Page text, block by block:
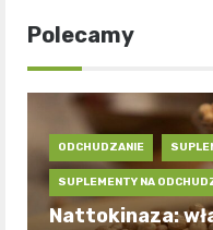
Polecamy
ODCHUDZANIE
SUPLEMENTY NA
Nattokinaza: